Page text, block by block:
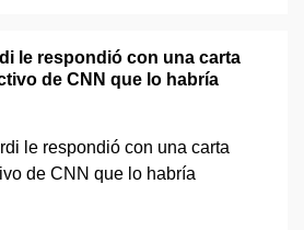
le respondió con una carta
de CNN que lo habría